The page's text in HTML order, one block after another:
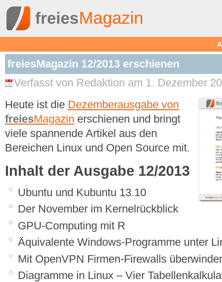
freiesMagazin 12/2013 erschienen
Verfasst von Redaktion am 1. Dezember
Heute ist die Dezemberausgabe von
freiesMagazin erschienen und bringt
viele spannende Artikel aus den
Bereichen Linux und Open Source mit.
Inhalt der Ausgabe 12/2013
Ubuntu und Kubuntu 13.10
Der November im Kernelrückblick
GPU-Computing mit R
Äquivalente Windows-Programme unter
Mit OpenVPN Firmen-Firewalls
Diagramme in Linux – Vier